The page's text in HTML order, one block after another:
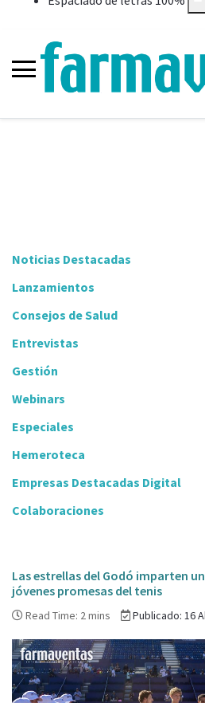
Noticias Destacadas
Lanzamientos
Consejos de Salud
Entrevistas
Gestión
Webinars
Especiales
Hemeroteca
Empresas Destacadas Digital
Colaboraciones
Las estrellas del Godó imparten
jóvenes promesas del tenis
Read Time: 2 mins Publicado: 16